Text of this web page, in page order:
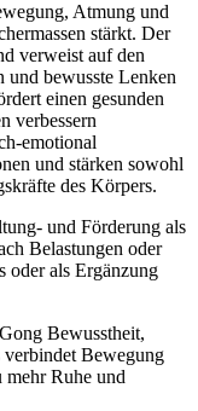
Atmung und
stärkt. Der
verweist auf den
und bewusste Lenken
einen gesunden
verbessern
emotional
und stärken sowohl
des Körpers.
und Förderung als
Belastungen oder
oder als Ergänzung
Bewusstheit,
verbindet Bewegung
Ruhe und